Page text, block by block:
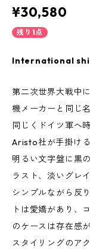
¥30,580
残り1点
International
第二次世界大戦中
機メーカーと同じ
同じくドイツ軍へ
Aristo社が手掛け
明るい文字盤に黒
ラスト、淡いグレ
シンプルながら反
トは愛嬌があり、
のケースは存在感
スタイリングのア